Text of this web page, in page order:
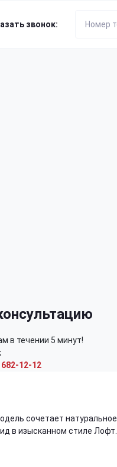
звонок:
в течении 5 минут!
682-12-12
сочетает натуральное
в изысканном стиле Лофт.